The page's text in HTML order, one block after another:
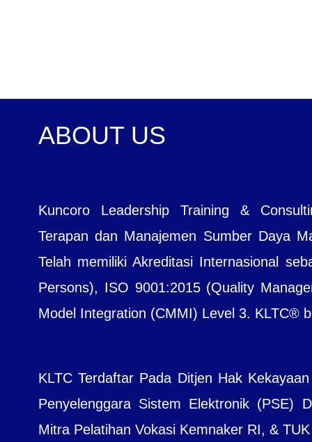
ABOUT US
Kuncoro Leadership Training &
Terapan dan Manajemen Sumber Daya
Telah memiliki Akreditasi Internasional
Persons), ISO 9001:2015 (Quality
Model Integration (CMMI) Level 3. KLTC®
KLTC Terdaftar Pada Ditjen Hak
Penyelenggara Sistem Elektronik (PSE)
Mitra Pelatihan Vokasi Kemnaker RI, &